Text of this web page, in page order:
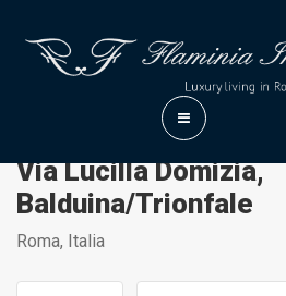
Via Lucilla Domizia,
Balduina/Trionfale
Roma, Italia